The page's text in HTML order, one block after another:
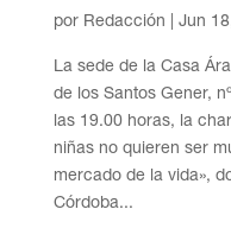
por Redacción Jun
La sede de la Casa
de los Santos Gener,
las 19.00 horas, la
niñas no quieren ser
mercado de la vida»,
Córdoba...